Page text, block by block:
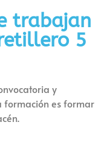
trabajan
5
y
es formar